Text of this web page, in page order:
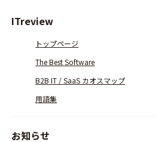
ITreview
トップページ
The Best Software
B2B IT / SaaS カオスマップ
用語集
お知らせ